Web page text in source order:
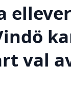
val